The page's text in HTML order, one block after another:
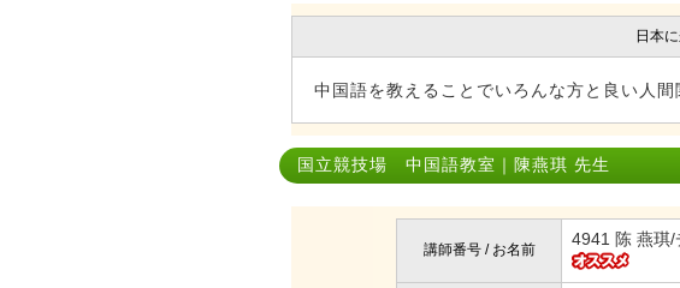
日本
中国語を教えることでいろんな方と良い人
国立競技場 中国語教室｜陳燕琪 先生
講師番号 / お名前
4941 陈 燕琪/